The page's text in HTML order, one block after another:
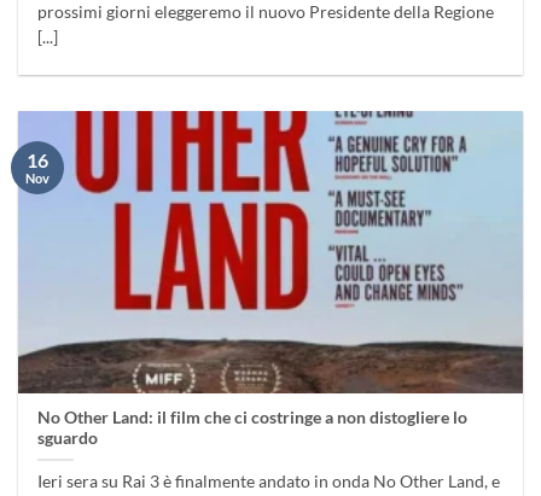
prossimi giorni eleggeremo il nuovo Presidente della Regione
[...]
No Other Land: il film che ci costringe a non distogliere lo
sguardo
Ieri sera su Rai 3 è finalmente andato in onda No Other Land, e
16
Nov